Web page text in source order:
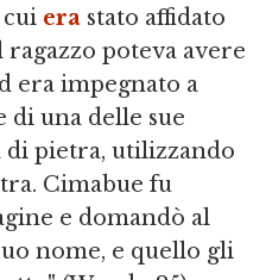
cui era stato affidato
poteva avere
era impegnato a
una delle sue
di pietra, utilizzando
Cimabue fu
e domandò al
nome, e quello gli